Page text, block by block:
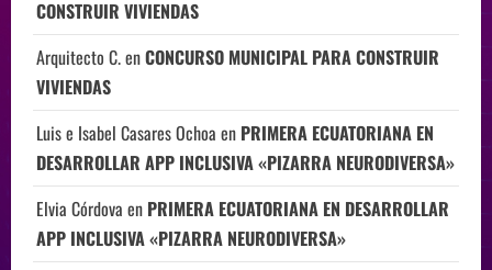
CONSTRUIR VIVIENDAS
Arquitecto C.enCONCURSO MUNICIPAL PARA CONSTRUIR
VIVIENDAS
Luis e Isabel Casares Ochoa en PRIMERA ECUATORIANA EN
DESARROLLAR APP INCLUSIVA «PIZARRA NEURODIVERSA»
Elvia Córdova en PRIMERA ECUATORIANA EN DESARROLLAR
APP INCLUSIVA «PIZARRA NEURODIVERSA»